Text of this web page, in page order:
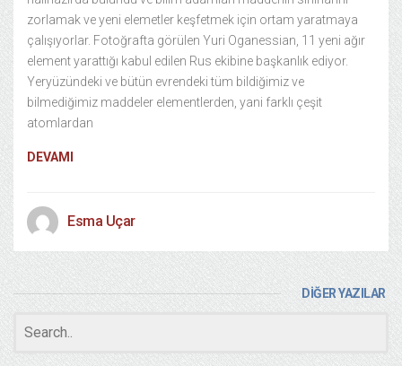
zorlamak ve yeni elemetler keşfetmek için ortam yaratmaya
çalışıyorlar. Fotoğrafta görülen Yuri Oganessian, 11 yeni ağır
element yarattığı kabul edilen Rus ekibine başkanlık ediyor.
Yeryüzündeki ve bütün evrendeki tüm bildiğimiz ve
bilmediğimiz maddeler elementlerden, yani farklı çeşit
atomlardan
DEVAMI
Esma Uçar
DİĞER YAZILAR